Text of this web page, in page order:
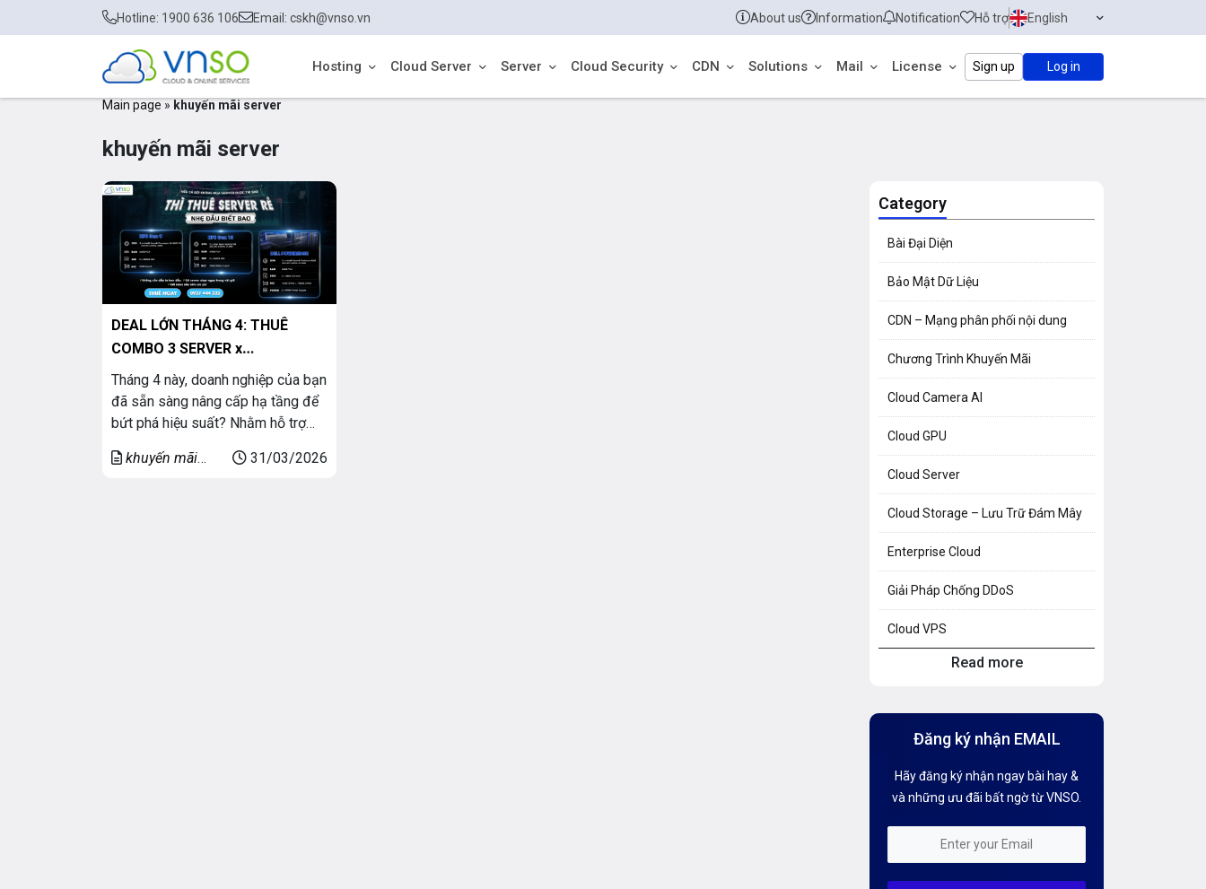
Hotline: 1900 636 106 Email: cskh@vnso.vn About us Information Notification Hỗ trợ English
Hosting Cloud Server Server Cloud Security CDN Solutions Mail License Sign up Log in
Main page » khuyến mãi server
khuyến mãi server
DEAL LỚN THÁNG 4: THUÊ
COMBO 3 SERVER x
1.9TR/THÁNG – CẤU HÌNH
KHỦNG
Tháng 4 này, doanh nghiệp của bạn
đã sẵn sàng nâng cấp hạ tầng để
bứt phá hiệu suất? Nhằm hỗ trợ
vận hành nhưng vẫn đảm bảo hiệu
khuyến mãi
31/03/2026
Category
Bài Đại Diện
Bảo Mật Dữ Liệu
CDN – Mạng phân phối nội dung
Chương Trình Khuyến Mãi
Cloud Camera AI
Cloud GPU
Cloud Server
Cloud Storage – Lưu Trữ Đám Mây
Enterprise Cloud
Giải Pháp Chống DDoS
Cloud VPS
Hosting Knowledge
Hướng dẫn Tên miền
Kiến thức AI
Mỗi tuần 01 Server
Read more
Đăng ký nhận EMAIL
Hãy đăng ký nhận ngay bài hay &
và những ưu đãi bất ngờ từ VNSO.